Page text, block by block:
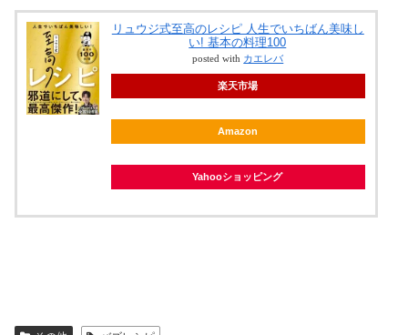
リュウジ式至高のレシピ 人生でいちばん美味し
い! 基本の料理100
posted with カエレバ
楽天市場
Amazon
Yahooショッピング